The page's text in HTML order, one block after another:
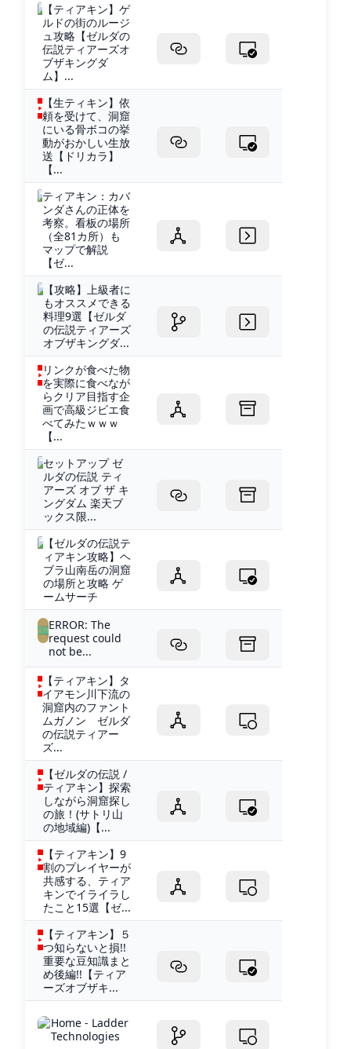
【ティアキン】ゲ
ルドの街のルージ
ュ攻略【ゼルダの
伝説ティアーズオ
ブザキングダ
ム】...
【生ティキン】依
頼を受けて、洞窟
にいる骨ボコの挙
動がおかしい生放
送【ドリカラ】
【...
ティアキン：カバ
ンダさんの正体を
考察。看板の場所
（全81カ所）も
マップで解説
【ゼ...
【攻略】上級者に
もオススメできる
料理9選【ゼルダ
の伝説ティアーズ
オブザキングダ...
リンクが食べた物
を実際に食べなが
らクリア目指す企
画で高級ジビエ食
べてみたｗｗｗ
【...
セットアップ ゼ
ルダの伝説 ティ
アーズ オブ ザ キ
ングダム 楽天ブ
ックス限...
【ゼルダの伝説テ
ィアキン攻略】ヘ
ブラ山南岳の洞窟
の場所と攻略 ゲ
ームサーチ
ERROR: The
request could
not be...
【ティアキン】タ
イアモン川下流の
洞窟内のファント
ムガノン ゼルダ
の伝説ティアー
ズ...
【ゼルダの伝説 /
ティアキン】探索
しながら洞窟探し
の旅！(サトリ山
の地域編)【...
【ティアキン】9
割のプレイヤーが
共感する、ティア
キンでイライラし
たこと15選【ゼ...
【ティアキン】５
つ知らないと損!!
重要な豆知識まと
め後編!!【ティア
ーズオブザキ...
Home - Ladder
Technologies